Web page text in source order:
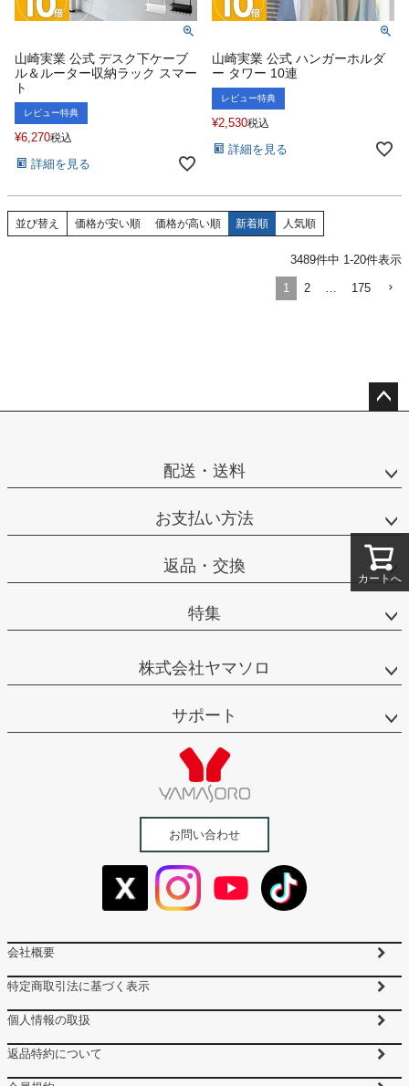
山崎実業 公式 デスク下ケーブ
ル＆ルーター収納ラック スマー
ト
レビュー特典
¥6,270税込
詳細を見る
山崎実業 公式 ハンガーホルダ
ー タワー 10連
レビュー特典
¥2,530税込
詳細を見る
並び替え 価格が安い順 価格が高い順 新着順 人気順
3489件中 1-20件表示
1 2 … 175
カートへ
配送・送料
お支払い方法
返品・交換
特集
お問い合わせ
株式会社ヤマソロ
サポート
会社概要
特定商取引法に基づく表示
個人情報の取扱
返品特約について